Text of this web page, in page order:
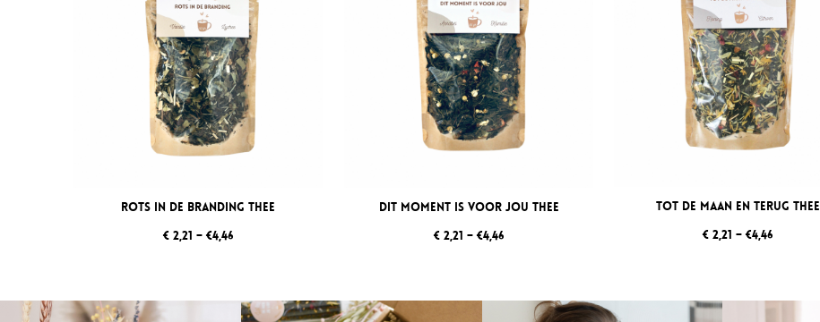
Rots in de Branding thee
€ 2,21 – €4,46
Dit Moment is voor Jou thee
€ 2,21 – €4,46
Tot de Maan en Terug thee
€ 2,21 – €4,46